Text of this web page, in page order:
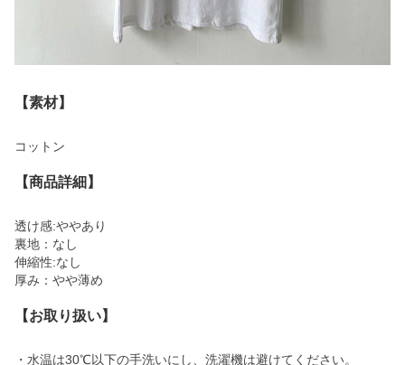
【素材】
コットン
【商品詳細】
透け感:ややあり
裏地：なし
伸縮性:なし
厚み：やや薄め
【お取り扱い】
・水温は30℃以下の手洗いにし、洗濯機は避けてください。